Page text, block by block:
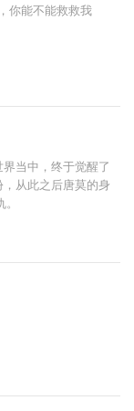
你能不能救救我
当中，终于觉醒了
从此之后唐莫的身